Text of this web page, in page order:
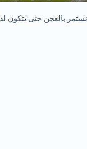
نستمر بالعجن حتى تتكون